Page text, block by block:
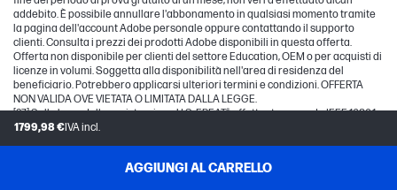
1799,98 €IVA incl.
AGGIUNGI AL CARRELLO
addebito. È possibile annullare l'abbonamento in qualsiasi momento tramite
la pagina dell'account Adobe personale oppure contattando il supporto
clienti. Consulta i prezzi dei prodotti Adobe disponibili in questa offerta.
Offerta non disponibile per clienti del settore Education, OEM o per acquisti di
licenze in volumi. Soggetta alla disponibilità nell'area di residenza del
beneficiario. Potrebbero applicarsi ulteriori termini e condizioni. OFFERTA
NON VALIDA OVE VIETATA O LIMITATA DALLA LEGGE.
[27] Sulla base della registrazione U.S. EPEAT® effettuata secondo IEEE 1680.1-
2018 EPEAT®. Lo stato EPEAT® varia in base al Paese. Per ulteriori informazioni,
test di conformità del display. Per ulteriori informazioni, consultare